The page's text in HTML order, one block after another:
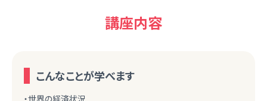
講座内容
こんなことが学べます